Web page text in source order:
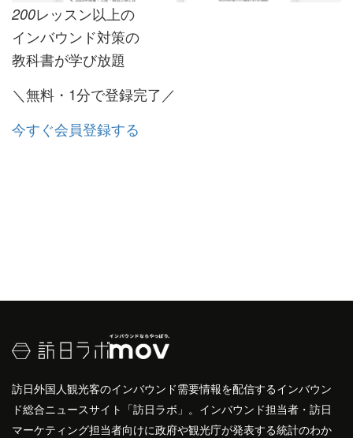
200レッスン以上の
インバウンド対策の
教科書が学び放題
＼無料・1分で登録完了／
今すぐ会員登録する
訪日外国人観光客のインバウンド需要情報を配信するインバウン
ド総合ニュースサイト「訪日ラボ」。インバウンド担当者・訪日
マーケティング担当者向けに政府や観光庁が発表する統計のわか